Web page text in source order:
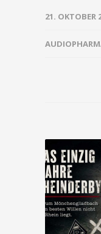
21. OKTOBER